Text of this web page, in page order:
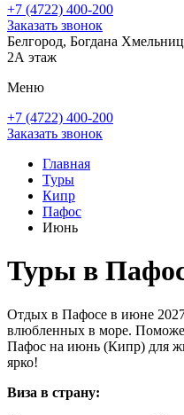
+7 (4722) 400-200
Заказать звонок
Белгород, Богдана
2А этаж
Меню
+7 (4722) 400-200
Заказать звонок
Главная
Туры
Кипр
Пафос
Июнь
Туры в
Отдых в Пафосе в июне
влюбленных в море.
Пафос на июнь (Кипр) для
ярко!
Виза в страну: